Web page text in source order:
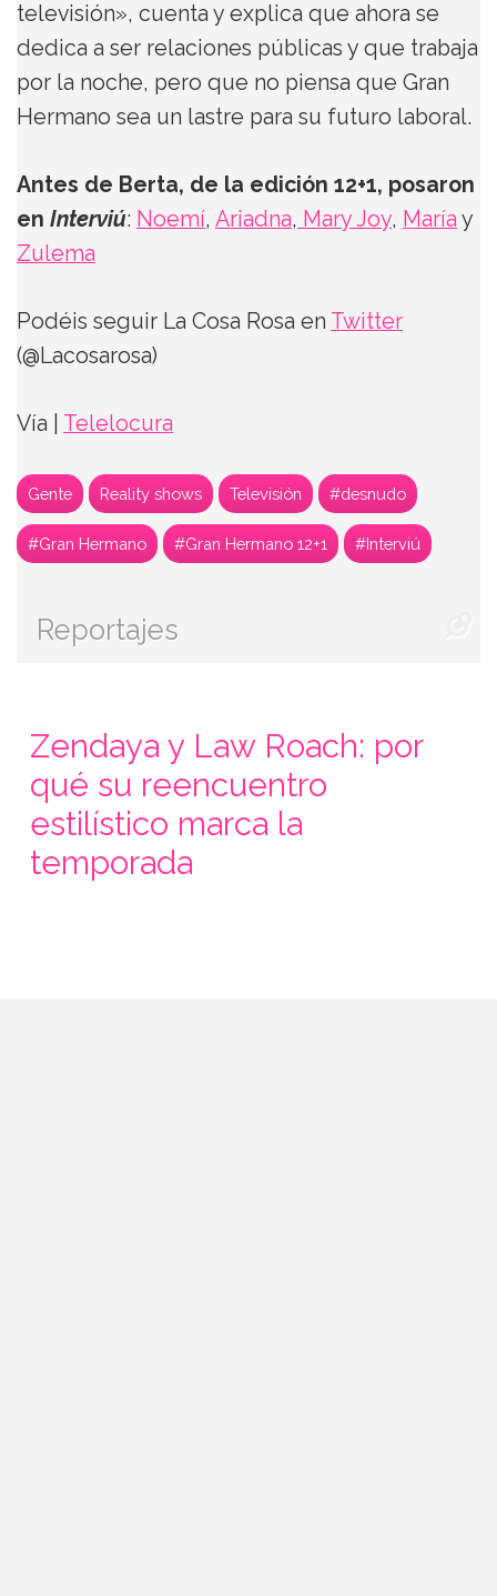
televisión», cuenta y explica que ahora se
dedica a ser relaciones públicas y que trabaja
por la noche, pero que no piensa que Gran
Hermano sea un lastre para su futuro laboral.
Antes de Berta, de la edición 12+1, posaron
en Interviú: Noemí, Ariadna, Mary Joy, María y
Zulema
Podéis seguir La Cosa Rosa en Twitter
(@Lacosarosa)
Vía | Telelocura
Gente Reality shows Televisión #desnudo
#Gran Hermano #Gran Hermano 12+1 #Interviú
Reportajes
Zendaya y Law Roach: por
qué su reencuentro
estilístico marca la
temporada